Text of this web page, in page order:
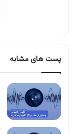
پست های مشابه